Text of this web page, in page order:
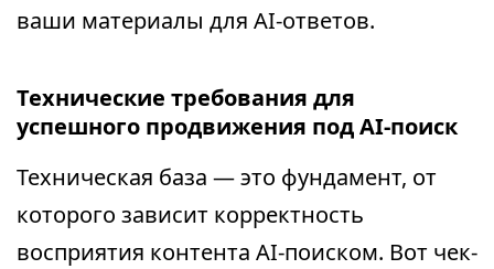
ваши материалы для AI-ответов.
Технические требования для
успешного продвижения под AI-поиск
Техническая база — это фундамент, от
которого зависит корректность
восприятия контента AI-поиском. Вот чек-